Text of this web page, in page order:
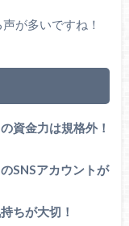
が多いですね！
資金力は規格外！
SNSアカウントが
ちが大切！